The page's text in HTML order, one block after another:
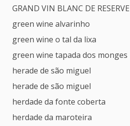
GRAND VIN BLANC DE
green wine alvarinho
green wine o tal da lixa
green wine tapada dos monges
herade de são miguel
herade de são miguel
herdade da fonte coberta
herdade da maroteira